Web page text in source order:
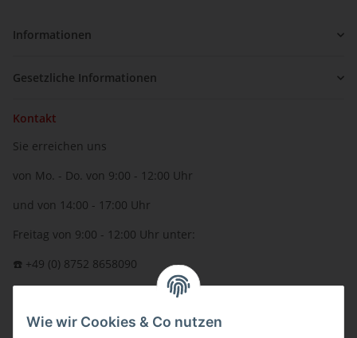
Informationen
Gesetzliche Informationen
Kontakt
Sie erreichen uns
von Mo. - Do. von 9:00 - 12:00 Uhr
und von 14:00 - 17:00 Uhr
Freitag von 9:00 - 12:00 Uhr unter:
☎️ +49 (0) 8752 8658090
oder über unserKontaktformular
Wie wir Cookies & Co nutzen